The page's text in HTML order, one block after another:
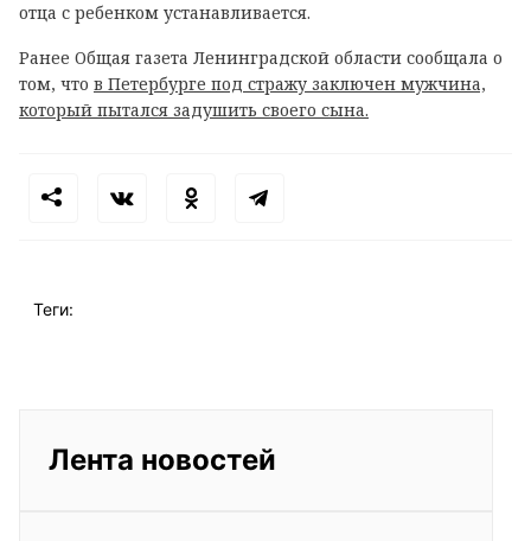
отца с ребенком устанавливается.
Ранее Общая газета Ленинградской области сообщала о
том, что в Петербурге под стражу заключен мужчина,
который пытался задушить своего сына.
Теги:
Лента новостей